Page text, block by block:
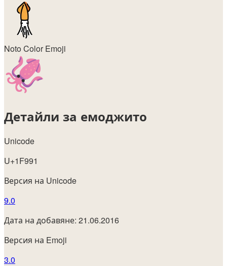
Noto Color Emoji
Детайли за емоджито
Unicode
U+1F991
Версия на Unicode
9.0
Дата на добавяне: 21.06.2016
Версия на Emoji
3.0